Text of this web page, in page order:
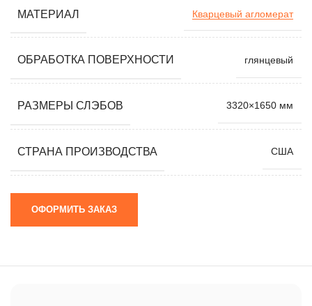
МАТЕРИАЛ Кварцевый агломерат
ОБРАБОТКА ПОВЕРХНОСТИ глянцевый
РАЗМЕРЫ СЛЭБОВ 3320×1650 мм
СТРАНА ПРОИЗВОДСТВА США
ОФОРМИТЬ ЗАКАЗ